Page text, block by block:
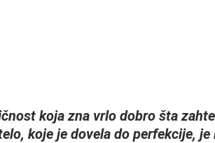
koja zna vrlo dobro šta
koje je dovela do perfekcije, je